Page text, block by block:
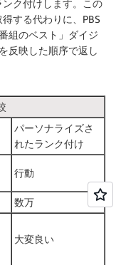
ク付けします。この
する代わりに、PBS
組のベスト」ダイジ
反映した順序で返し
パーソナライズさ
れたランク付け
行動
数万
大変良い